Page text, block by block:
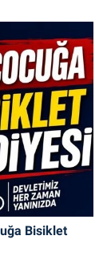
Bisiklet